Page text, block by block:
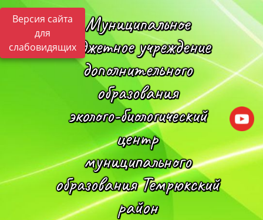
Версия сайта
для
слабовидящих
Муниципальное
бюджетное учреждение
дополнительного
образования
эколого-биологический
центр
муниципального
образования Темрюкский
район